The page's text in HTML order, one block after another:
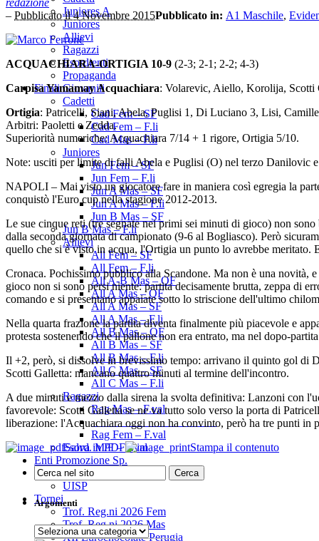
Juniores A
Juniores
Allievi
Ragazzi
Esordienti
Propaganda
Finali Giovanili
Cadetti
Cad Fem – SF
Cad Fem – F.li
Cad Mas – F.li
Juniores
Jun Fem – SF
Jun Fem – F.li
Jun A Mas – SF
Jun A Mas – F.li
Jun B Mas – SF
Jun B Mas – F.li
Allievi
All Fem – SF
All Fem – F.li
All A-B Mas – OF
All A Mas – QF
All A Mas – SF
All A Mas – F.li
All B Mas – QF
All B Mas – SF
All B Mas – F.li
All C Mas – SF
All C Mas – F.li
Ragazzi
Rag Mas – F.val
______________________
Rag Fem – F.val
Esord. M/F – F.val
Enti Promozione Sp.
CSEN
UISP
Tornei
Trof. Reg.ni 2026 Fem
Trof. Reg.ni 2026 Mas
XII Eurochocolate Perugia
– Pubblicato il 4 Novembre 2015Pubblicato in: A1 Maschile,
ACQUACHIARA-ORTIGIA 10-9 (2-3; 2-1; 2-2; 4-3)
Carpisa Yamamay Acquachiara: Volarevic, Aiello, Korolija, Scotti
Ortigia: Patricelli, Siani, Abela, Puglisi 1, Di Luciano 3, Lisi,
Arbitri: Paoletti e Zedda.
Superiorità numeriche: Acquachiara 7/14 + 1 rigore, Ortigia 5/10.
Note: usciti per limite di falli Abela e Puglisi (O) nel terzo Danilovic
NAPOLI – Mai visto un giocatore fare in maniera così egregia la
conquistò l'Euro cup nella stagione 2012-2013.
Le sue cinque reti (tre segnate nei primi sei minuti di gioco) non
dalla seconda giornata di campionato (9-6 al Bogliasco). Però
quello che si è visto in acqua, l'Ortigia un punto lo avrebbe meritato.
Cronaca. Pochissimo pubblico alla Scandone. Ma non è una novità,
gioco non si sono persi niente: partita decisamente brutta, zeppa di
comando e si presentano appaiate sotto lo striscione dell'ultimo
Nella quarta frazione la partita diventa finalmente più piacevole e
protesta sostenendo che il pallone non era entrato, ma nel dopo-
Il +2, però, si dissolve in brevissimo tempo: arrivano il quinto gol di
Scotti Galletta: mancano quattro minuti al termine dell'incontro.
A due minuti e mezzo dalla sirena la svolta definitiva: Lanzoni con
favorevole: Scotti Galletta se ne va tutto solo verso la porta di
liberazione: l'Acquachiara oggi non ha convinto, però ha tre punti
Salva in PDF
Stampa il contenuto
Argomenti
Argomenti